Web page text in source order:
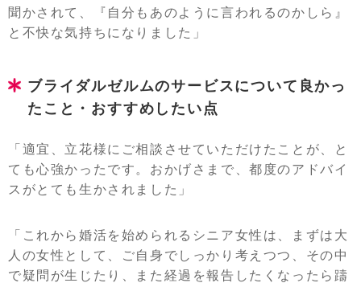
聞かされて、『自分もあのように言われるのかしら』
と不快な気持ちになりました」
ブライダルゼルムのサービスについて良かっ
たこと・おすすめしたい点
「適宜、立花様にご相談させていただけたことが、と
ても心強かったです。おかげさまで、都度のアドバイ
スがとても生かされました」
「これから婚活を始められるシニア女性は、まずは大
人の女性として、ご自身でしっかり考えつつ、その中
で疑問が生じたり、また経過を報告したくなったら躊